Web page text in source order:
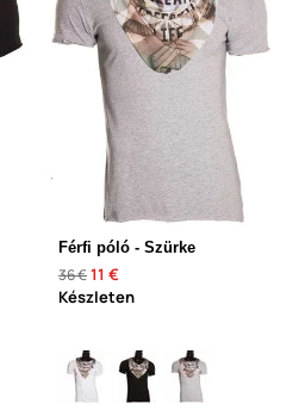
Férfi póló - Szürke
36 €11 €
Készleten